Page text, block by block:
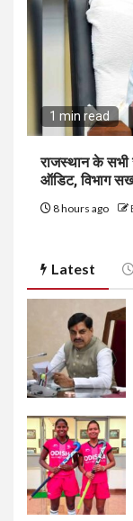
1 min read
राजस्थान के सभी
ऑडिट, विभाग
8 hours ago
Latest